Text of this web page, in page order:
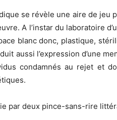
se révèle une aire de jeu
A l’instar du laboratoire
blanc donc, plastique,
aussi l’expression d’une
condamnés au rejet et
par deux pince-sans-rire